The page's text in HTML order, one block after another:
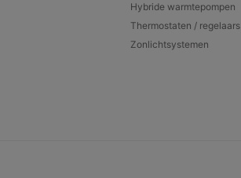
Hybride warmtepompen
Thermostaten / regelaars
Zonlichtsystemen